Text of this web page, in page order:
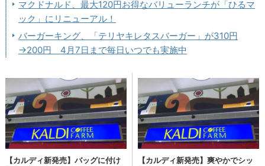
マクドナルド、最大120円お得なバリューランチが「ひるマ
ック」にリニューアル！
バーガーキング、「テリヤキレタスバーガー」が310円
→200円 4月7日まで毎日いつでも実施中